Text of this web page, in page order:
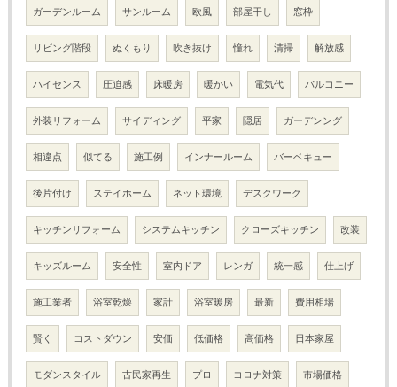
ガーデンルーム サンルーム 欧風 部屋干し 窓枠
リビング階段 ぬくもり 吹き抜け 憧れ 清掃 解放感
ハイセンス 圧迫感 床暖房 暖かい 電気代 バルコニー
外装リフォーム サイディング 平家 隠居 ガーデンング
相違点 似てる 施工例 インナールーム バーベキュー
後片付け ステイホーム ネット環境 デスクワーク
キッチンリフォーム システムキッチン クローズキッチン 改装
キッズルーム 安全性 室内ドア レンガ 統一感 仕上げ
施工業者 浴室乾燥 家計 浴室暖房 最新 費用相場
賢く コストダウン 安価 低価格 高価格 日本家屋
モダンスタイル 古民家再生 プロ コロナ対策 市場価格